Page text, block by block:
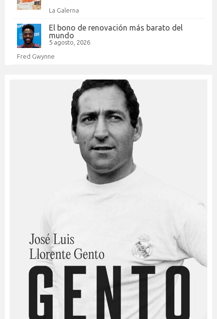
La Galerna
El bono de renovación más barato del
mundo
5 agosto, 2026
Fred Gwynne